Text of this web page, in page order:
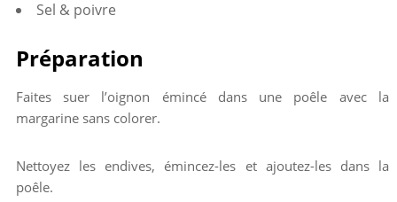
Sel & poivre
Préparation
Faites suer l’oignon émincé dans une poêle avec la
margarine sans colorer.
Nettoyez les endives, émincez-les et ajoutez-les dans la
poêle.